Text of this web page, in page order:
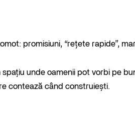
promisiuni, “rețete rapide”,
unde oamenii pot vorbi pe
contează când construiești.